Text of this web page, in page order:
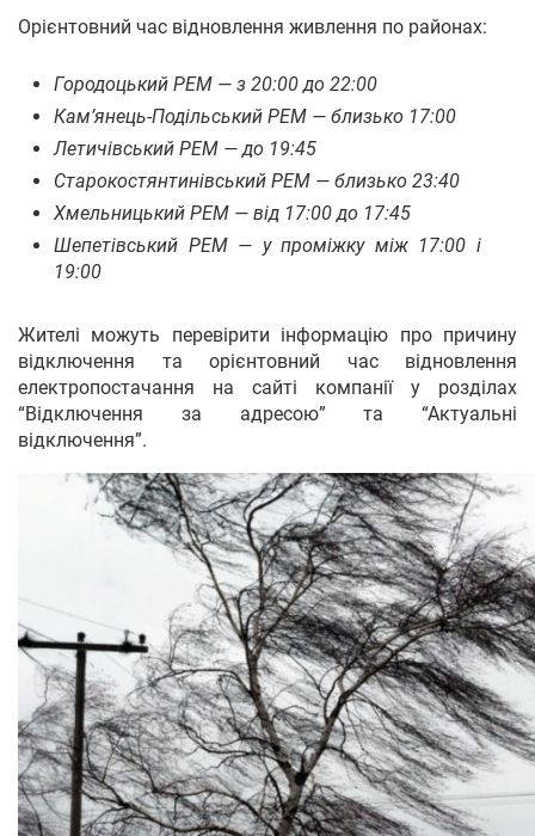
Орієнтовний час відновлення живлення по районах:
Городоцький РЕМ — з 20:00 до 22:00
Кам’янець-Подільський РЕМ — близько 17:00
Летичівський РЕМ — до 19:45
Старокостянтинівський РЕМ — близько 23:40
Хмельницький РЕМ — від 17:00 до 17:45
Шепетівський РЕМ — у проміжку між 17:00 і
19:00
Жителі можуть перевірити інформацію про причину
відключення та орієнтовний час відновлення
електропостачання на сайті компанії у розділах
“Відключення за адресою” та “Актуальні
відключення”.